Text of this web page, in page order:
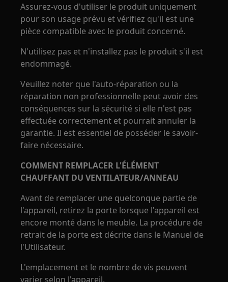
Assurez-vous d'utiliser le produit uniquement
pour son usage prévu et vérifiez qu'il est une
pièce compatible avec le produit concerné.
N'utilisez pas et n'installez pas le produit s'il est
endommagé.
Veuillez noter que l'auto-réparation ou la
réparation non professionnelle peut avoir des
conséquences sur la sécurité si elle n'est pas
effectuée correctement et pourrait annuler la
garantie. Il est essentiel de posséder le savoir-
faire nécessaire.
COMMENT REMPLACER L'ÉLÉMENT
CHAUFFANT DU VENTILATEUR/ANNEAU
Avant de remplacer une quelconque partie de
l'appareil, retirez la porte lorsque l'appareil est
encore monté dans le meuble. La procédure de
retrait de la porte est décrite dans le Manuel de
l'Utilisateur.
L'emplacement et le nombre de vis peuvent
varier selon l'appareil.